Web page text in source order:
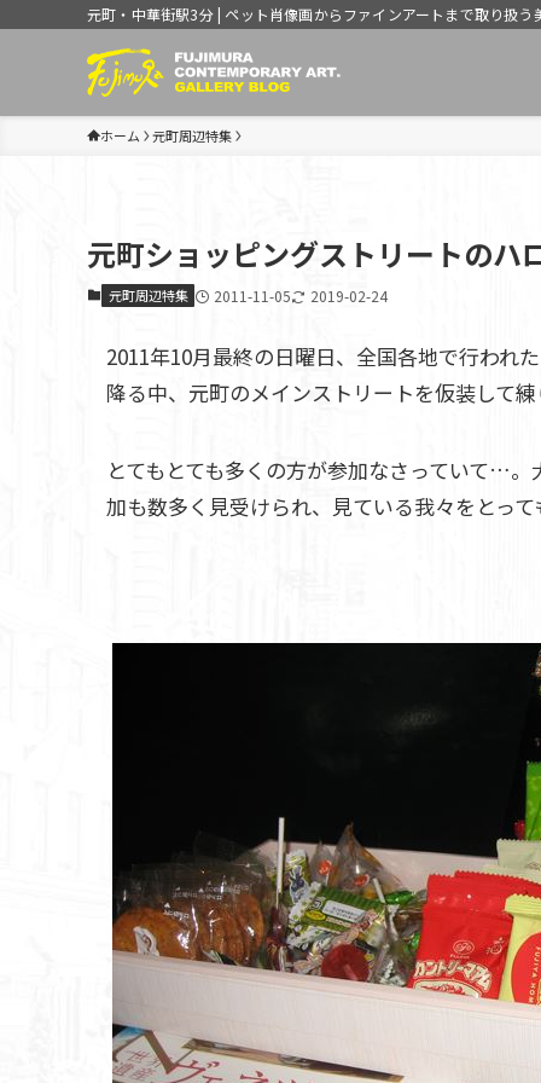
元町・中華街駅3分 | ペット肖像画からファインアートまで取り扱う
ホーム 元町周辺特集
元町ショッピングストリートのハ
元町周辺特集 2011-11-05 2019-02-24
2011年10月最終の日曜日、全国各地で行われ
降る中、元町のメインストリートを仮装して
とてもとても多くの方が参加なさっていて…
加も数多く見受けられ、見ている我々をとっ